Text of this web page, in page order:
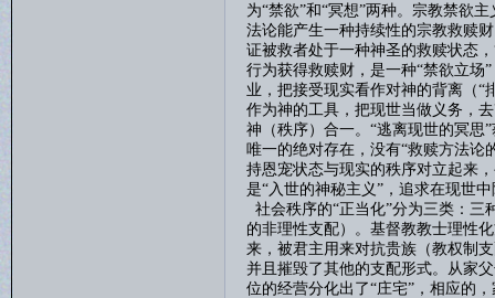
为“禁欲”和“冥想”两种。宗教禁欲
法论能产生一种持续性的宗教救赎
证被救者处于一种神圣的救赎状态，
行为获得救赎财，是一种“禁欲立场
业，把接受现实看作对神的背离（“
作为神的工具，把现世当做义务，
神（秩序）合一。“逃离现世的冥思
唯一的绝对存在，没有“救赎方法论
持恩宠状态与现实的秩序对立起来
是“入世的神秘主义”，追求在现世
社会秩序的“正当化”分为三类：三
的非理性支配）。基督教教士理性
来，被君主用来对抗贵族（教权制
并且摧毁了其他的支配形式。从家
位的经营分化出了“庄宅”，相应的